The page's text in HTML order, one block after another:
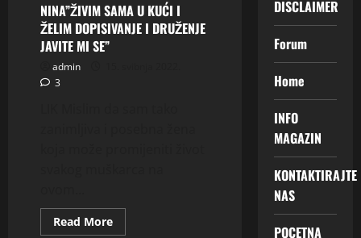
saznala
KO
JE
NINA”ŽIVIM SAMA U KUĆI I
ŽELIM DOPISIVANJE I DRUŽENJE
JAVITE MI SE”
admin
3
Read MoreRead
more
DISCLAIMER
Forum
Home
INFO
MAGAZIN
KONTAKTIRAJTE
NAS
POCETNA